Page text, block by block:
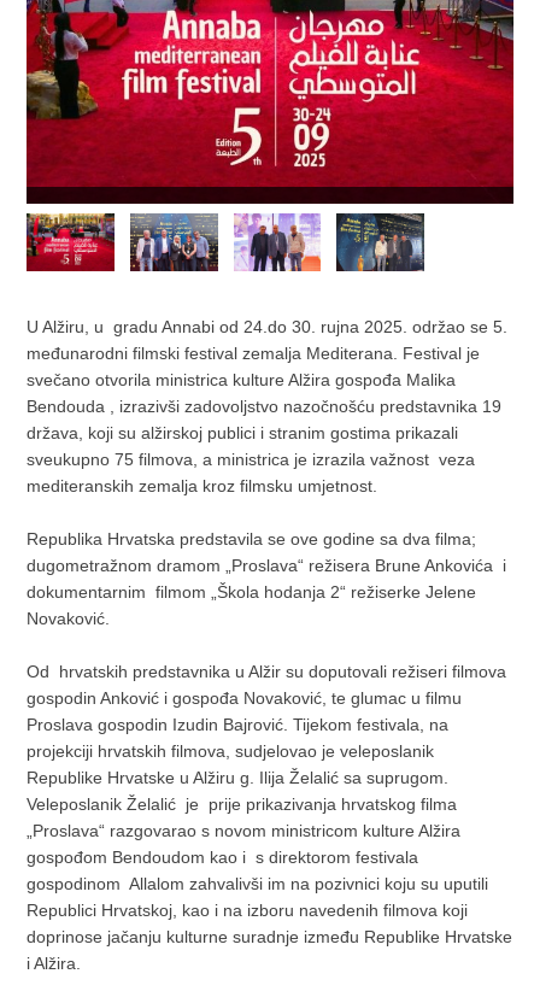
U Alžiru, u gradu Annabi od 24.do 30. rujna 2025. održao se 5.
međunarodni filmski festival zemalja Mediterana. Festival je
svečano otvorila ministrica kulture Alžira gospođa Malika
Bendouda , izrazivši zadovoljstvo nazočnošću predstavnika 19
država, koji su alžirskoj publici i stranim gostima prikazali
sveukupno 75 filmova, a ministrica je izrazila važnost veza
mediteranskih zemalja kroz filmsku umjetnost.
Republika Hrvatska predstavila se ove godine sa dva filma;
dugometražnom dramom „Proslava“ režisera Brune Ankovića i
dokumentarnim filmom „Škola hodanja 2“ režiserke Jelene
Novaković.
Od hrvatskih predstavnika u Alžir su doputovali režiseri filmova
gospodin Anković i gospođa Novaković, te glumac u filmu
Proslava gospodin Izudin Bajrović. Tijekom festivala, na
projekciji hrvatskih filmova, sudjelovao je veleposlanik
Republike Hrvatske u Alžiru g. Ilija Želalić sa suprugom.
Veleposlanik Želalić je prije prikazivanja hrvatskog filma
„Proslava“ razgovarao s novom ministricom kulture Alžira
gospođom Bendoudom kao i s direktorom festivala
gospodinom Allalom zahvalivši im na pozivnici koju su uputili
Republici Hrvatskoj, kao i na izboru navedenih filmova koji
doprinose jačanju kulturne suradnje između Republike Hrvatske
i Alžira.